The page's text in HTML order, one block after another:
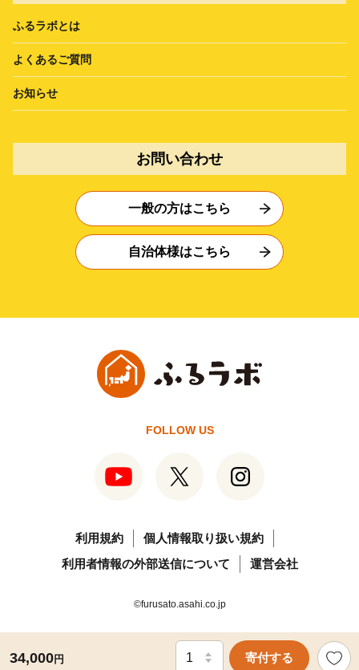
34,000円 寄付する
ふるラボとは
よくあるご質問
お知らせ
お問い合わせ
一般の方はこちら
自治体様はこちら
FOLLOW US
利用規約
個人情報取り扱い規約
利用者情報の外部送信について
運営会社
©furusato.asahi.co.jp